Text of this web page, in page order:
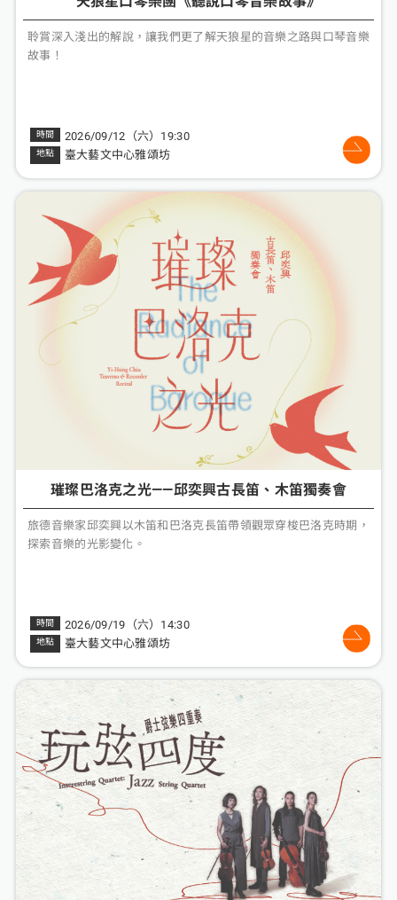
聆賞深入淺出的解說，讓我們更了解天狼星的音樂之路與口琴音樂
故事！
2026/09/12（六）19:30
臺大藝文中心雅頌坊
璀璨巴洛克之光——邱奕興古長笛、木笛獨奏會
旅德音樂家邱奕興以木笛和巴洛克長笛帶領觀眾穿梭巴洛克時期，
探索音樂的光影變化。
2026/09/19（六）14:30
臺大藝文中心雅頌坊